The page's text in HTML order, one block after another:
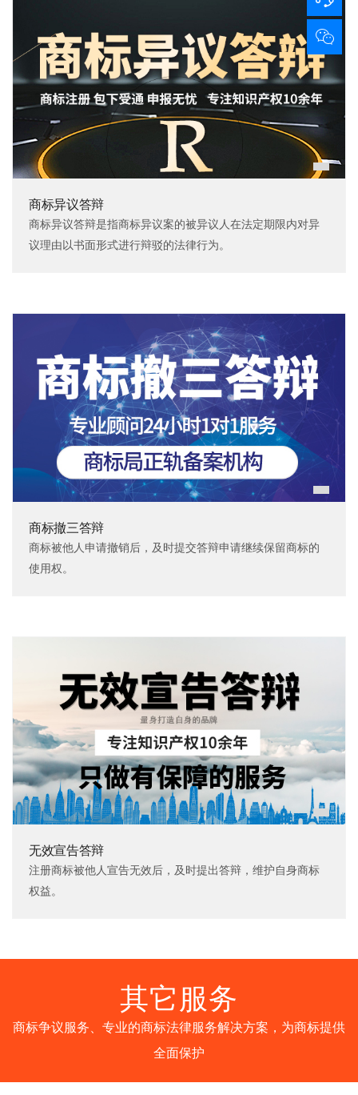
商标异议答辩
商标异议答辩是指商标异议案的被异议人在法定期限内对异
议理由以书面形式进行辩驳的法律行为。
商标撤三答辩
商标被他人申请撤销后，及时提交答辩申请继续保留商标的
使用权。
无效宣告答辩
注册商标被他人宣告无效后，及时提出答辩，维护自身商标
权益。
其它服务
商标争议服务、专业的商标法律服务解决方案，为商标提供
全面保护